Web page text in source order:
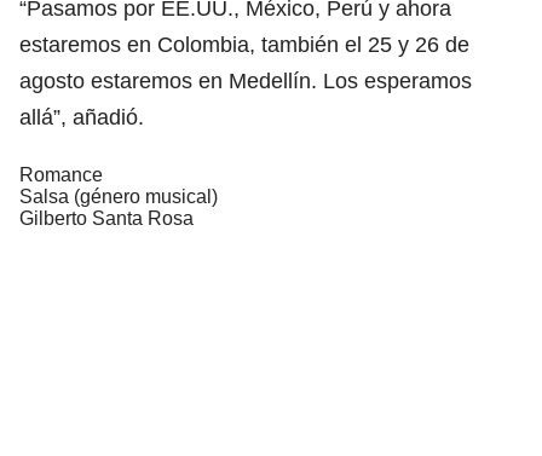
“Pasamos por EE.UU., México, Perú y ahora
estaremos en Colombia, también el 25 y 26 de
agosto estaremos en Medellín. Los esperamos
allá”, añadió.
Romance
Salsa (género musical)
Gilberto Santa Rosa